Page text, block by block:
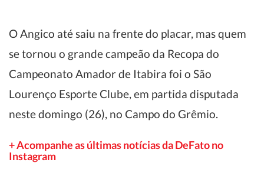
O Angico até saiu na frente do placar, mas quem
se tornou o grande campeão da Recopa do
Campeonato Amador de Itabira foi o São
Lourenço Esporte Clube, em partida disputada
neste domingo (26), no Campo do Grêmio.
+ Acompanhe as últimas notícias da DeFato no
Instagram